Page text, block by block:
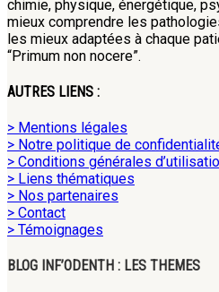
chimie, physique, énergétique,
mieux comprendre les
les mieux adaptées à chaque
“Primum non nocere”.
AUTRES LIENS :
> Mentions légales
> Notre politique de
> Conditions générales
> Liens thématiques
> Nos partenaires
> Contact
> Témoignages
BLOG INF’ODENTH : LES THEMES